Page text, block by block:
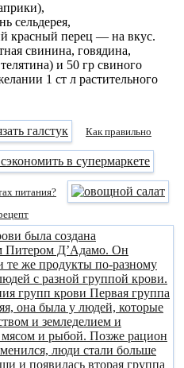
сельдерея,
красный перец — на вкус.
свинина, говядина,
и 50 гр свиного
1 ст л растительного
Как правильно
питания?